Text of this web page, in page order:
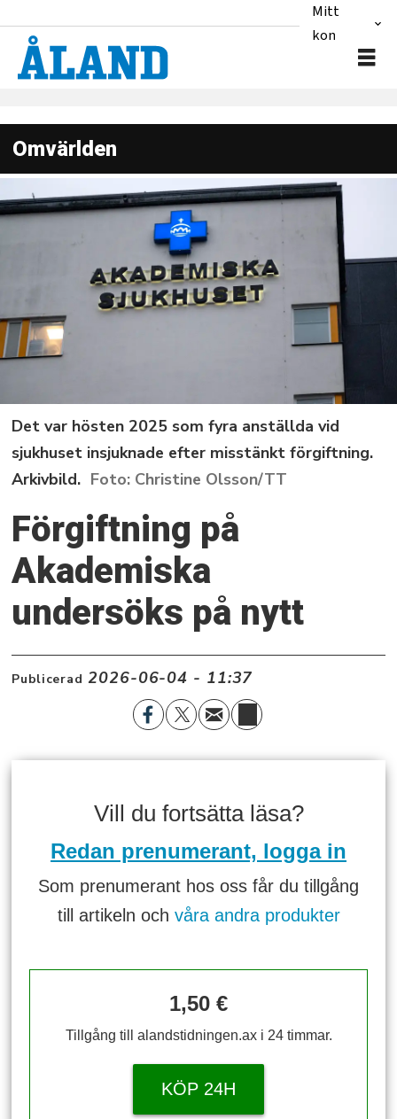
Mitt
konto
Omvärlden
Det var hösten 2025 som fyra anställda vid
sjukhuset insjuknade efter misstänkt förgiftning.
Arkivbild.
Christine Olsson/TT
Förgiftning på
Akademiska
undersöks på nytt
Publicerad 2026-06-04 - 11:37
Vill du fortsätta läsa?
Redan prenumerant, logga in
Som prenumerant hos oss får du tillgång
till artikeln och våra andra produkter
1,50 €
Tillgång till alandstidningen.ax i 24 timmar.
KÖP 24H